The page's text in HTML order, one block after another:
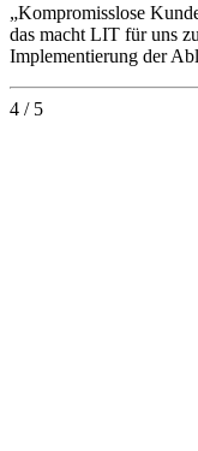
„Kompromisslose
das macht LIT für uns
Implementierung der
4 / 5